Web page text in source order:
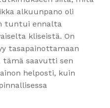
alkuunpano oli
tuntui ennalta
kliseistä. On
tasapainottamaan
saavutti sen
helposti, kuin